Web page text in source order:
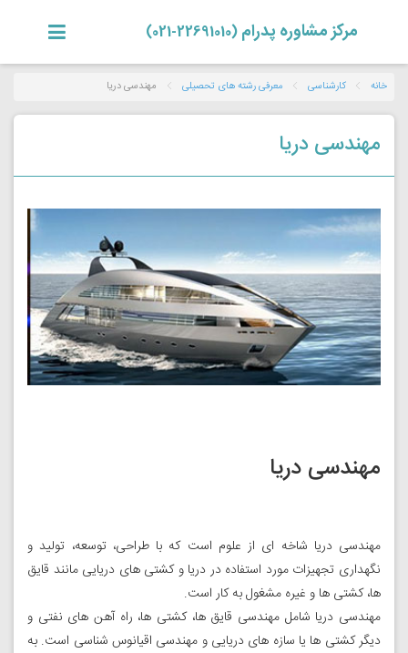
مرکز مشاوره پدرام (22691010-021)
خانه کارشناسی معرفی رشته های تحصیلی مهندسی دریا
مهندسی دریا
مهندسی دریا
مهندسی دریا شاخه ای از علوم است که با طراحی، توسعه، تولید و
نگهداری تجهیزات مورد استفاده در دریا و کشتی های دریایی مانند قایق
ها، کشتی ها و غیره مشغول به کار است.
مهندسی دریا شامل مهندسی قایق ها، کشتی ها، راه آهن های نفتی و
دیگر کشتی ها یا سازه های دریایی و مهندسی اقیانوس شناسی است. به